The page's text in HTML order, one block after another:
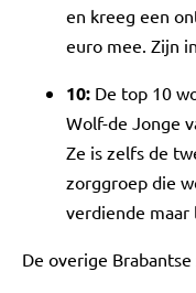
en kreeg een
euro mee. Zijn
10: De top 10
Wolf-de Jonge
Ze is zelfs de
zorggroep die
verdiende maar
De overige